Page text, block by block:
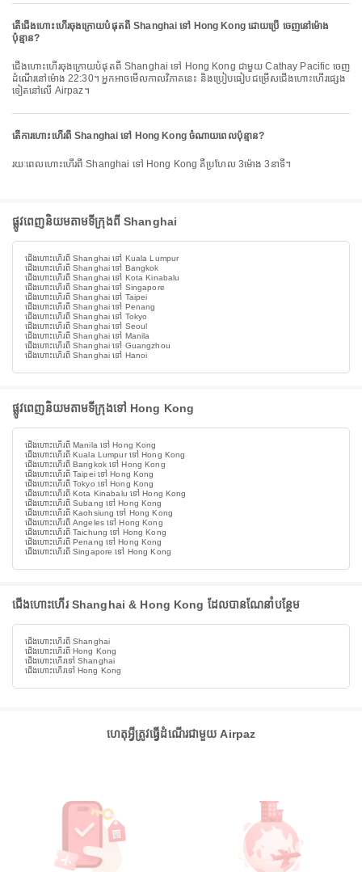
តើជើងហោះហើរចុងក្រោយបំផុតពី Shanghai ទៅ Hong Kong ដោយប្រើ ចេញនៅម៉ោង
ប៉ុន្មាន?
ជើងហោះហើរចុងក្រោយបំផុតពី Shanghai ទៅ Hong Kong ជាមួយ Cathay Pacific ចេញ
ដំណើរនៅម៉ោង 22:30។ អ្នកអាចមើលកាលវិភាគនេះ និងប្រៀបធៀបជម្រើសជើងហោះហើរផ្សេង
ទៀតនៅលើ Airpaz។
តើការហោះហើរពី Shanghai ទៅ Hong Kong ចំណាយពេលប៉ុន្មាន?
រយៈពេលហោះហើរពី Shanghai ទៅ Hong Kong គឺប្រហែល 3ម៉ោង 3នាទី។
ផ្លូវពេញនិយមតាមទីក្រុងពី Shanghai
ជើងហោះហើរពី Shanghai ទៅ Kuala Lumpur
ជើងហោះហើរពី Shanghai ទៅ Bangkok
ជើងហោះហើរពី Shanghai ទៅ Kota Kinabalu
ជើងហោះហើរពី Shanghai ទៅ Singapore
ជើងហោះហើរពី Shanghai ទៅ Taipei
ជើងហោះហើរពី Shanghai ទៅ Penang
ជើងហោះហើរពី Shanghai ទៅ Tokyo
ជើងហោះហើរពី Shanghai ទៅ Seoul
ជើងហោះហើរពី Shanghai ទៅ Manila
ជើងហោះហើរពី Shanghai ទៅ Guangzhou
ជើងហោះហើរពី Shanghai ទៅ Hanoi
ផ្លូវពេញនិយមតាមទីក្រុងទៅ Hong Kong
ជើងហោះហើរពី Manila ទៅ Hong Kong
ជើងហោះហើរពី Kuala Lumpur ទៅ Hong Kong
ជើងហោះហើរពី Bangkok ទៅ Hong Kong
ជើងហោះហើរពី Taipei ទៅ Hong Kong
ជើងហោះហើរពី Tokyo ទៅ Hong Kong
ជើងហោះហើរពី Kota Kinabalu ទៅ Hong Kong
ជើងហោះហើរពី Subang ទៅ Hong Kong
ជើងហោះហើរពី Kaohsiung ទៅ Hong Kong
ជើងហោះហើរពី Angeles ទៅ Hong Kong
ជើងហោះហើរពី Taichung ទៅ Hong Kong
ជើងហោះហើរពី Penang ទៅ Hong Kong
ជើងហោះហើរពី Singapore ទៅ Hong Kong
ជើងហោះហើរ Shanghai & Hong Kong ដែលបានណែនាំបន្ថែម
ជើងហោះហើរពី Shanghai
ជើងហោះហើរពី Hong Kong
ជើងហោះហើរទៅ Shanghai
ជើងហោះហើរទៅ Hong Kong
ហេតុអ្វីត្រូវធ្វើដំណើរជាមួយ Airpaz